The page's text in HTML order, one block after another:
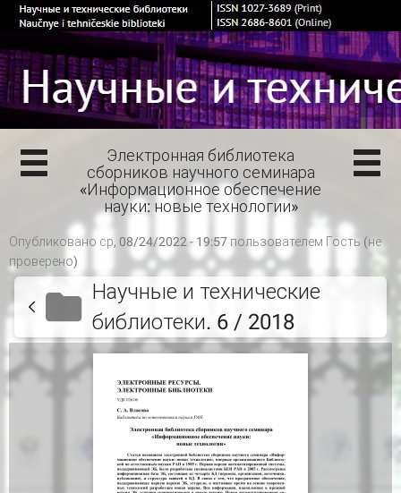
Электронная библиотека
сборников научного семинара
«Информационное обеспечение
науки: новые технологии»
Опубликовано ср, 08/24/2022 - 19:57 пользователем Гость (не
проверено)
Научные и технические
библиотеки. 6 / 2018